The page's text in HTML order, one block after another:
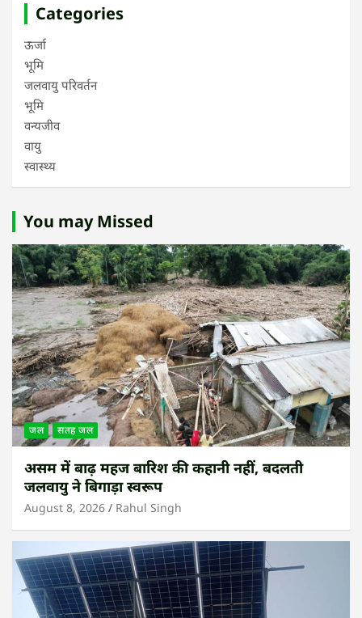
Categories
ऊर्जा
भूमि
जलवायु परिवर्तन
भूमि
वन्यजीव
वायु
स्वास्थ्य
You may Missed
जल सतह जल
असम में बाढ़ महज बारिश की कहानी नहीं, बदलती
जलवायु ने बिगाड़ा स्वरूप
August 8, 2026 Rahul Singh